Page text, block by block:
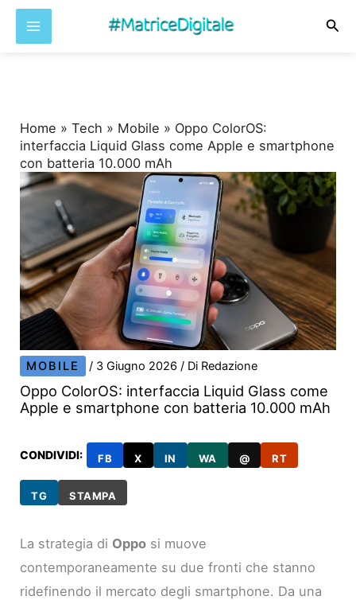
Home »Tech » Mobile » Oppo ColorOS:
interfaccia Liquid Glass come Apple e smartphone
con batteria 10.000 mAh
MOBILE / 3 Giugno 2026/ Di Redazione
Oppo ColorOS: interfaccia Liquid Glass come
Apple e smartphone con batteria 10.000 mAh
CONDIVIDI: FB X IN WA @ RT
TG STAMPA
La strategia di Oppo si muove
contemporaneamente su due fronti che stanno
ridefinendo il mercato degli smartphone. Da una